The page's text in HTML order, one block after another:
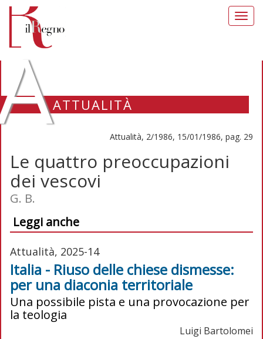
ATTUALITÀ
Attualità, 2/1986, 15/01/1986, pag. 29
Le quattro preoccupazioni
dei vescovi
G. B.
Leggi anche
Attualità, 2025-14
Italia - Riuso delle chiese dismesse:
per una diaconia territoriale
Una possibile pista e una provocazione per
la teologia
Luigi Bartolomei